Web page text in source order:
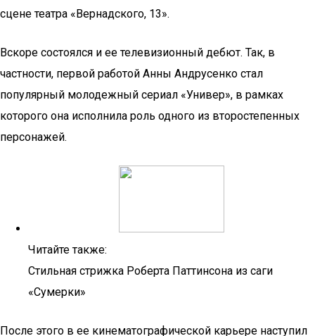
сцене театра «Вернадского, 13».
Вскоре состоялся и ее телевизионный дебют. Так, в
частности, первой работой Анны Андрусенко стал
популярный молодежный сериал «Универ», в рамках
которого она исполнила роль одного из второстепенных
персонажей.
Читайте также:
Стильная стрижка Роберта Паттинсона из саги
«Сумерки»
После этого в ее кинематографической карьере наступил